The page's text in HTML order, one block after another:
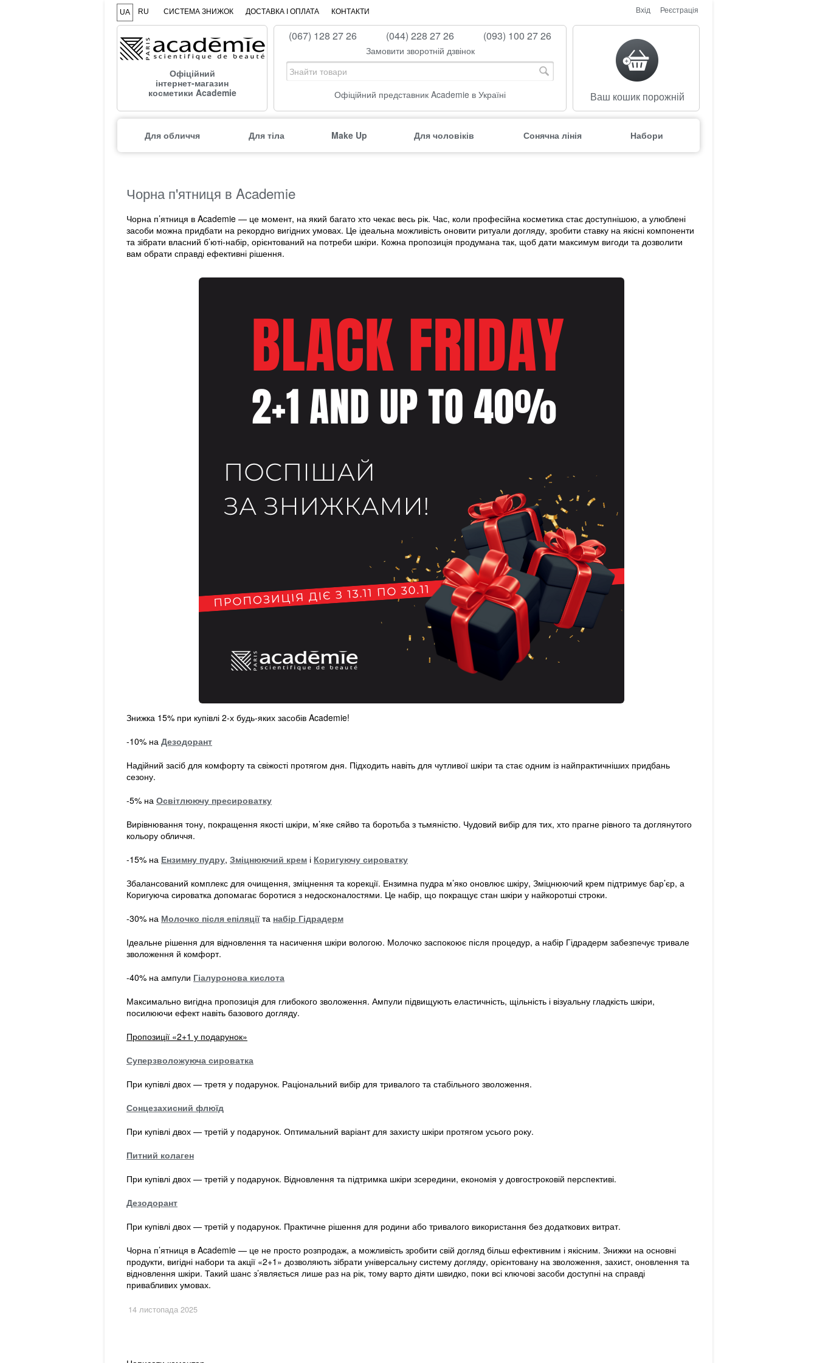
UA RU СИСТЕМА ЗНИЖОК ДОСТАВКА І ОПЛАТА КОНТАКТИ Вхід Реєстрація
Офіційний
інтернет-магазин
косметики Academie
(067) 128 27 26 (044) 228 27 26 (093) 100 27 26
Замовити зворотній дзвінок
Офіційний представник Academie в Україні Ваш кошик порожній
Для обличчя Для тіла Make Up Для чоловіків Сонячна лінія Набори
Чорна п'ятниця в Academie
Чорна п’ятниця в Academie — це момент, на який багато хто чекає весь рік. Час, коли професійна косметика стає доступнішою, а улюблені
засоби можна придбати на рекордно вигідних умовах. Це ідеальна можливість оновити ритуали догляду, зробити ставку на якісні компоненти
та зібрати власний б’юті-набір, орієнтований на потреби шкіри. Кожна пропозиція продумана так, щоб дати максимум вигоди та дозволити
вам обрати справді ефективні рішення.
Знижка 15% при купівлі 2-х будь-яких засобів Academie!
-10% на Дезодорант
Надійний засіб для комфорту та свіжості протягом дня. Підходить навіть для чутливої шкіри та стає одним із найпрактичніших придбань
сезону.
-5% на Освітлюючу пресироватку
Вирівнювання тону, покращення якості шкіри, м’яке сяйво та боротьба з тьмяністю. Чудовий вибір для тих, хто прагне рівного та доглянутого
кольору обличчя.
-15% на Ензимну пудру, Зміцнюючий крем і Коригуючу сироватку
Збалансований комплекс для очищення, зміцнення та корекції. Ензимна пудра м’яко оновлює шкіру, Зміцнюючий крем підтримує бар’єр, а
Коригуюча сироватка допомагає боротися з недосконалостями. Це набір, що покращує стан шкіри у найкоротші строки.
-30% на Молочко після епіляціїта набір Гідрадерм
Ідеальне рішення для відновлення та насичення шкіри вологою. Молочко заспокоює після процедур, а набір Гідрадерм забезпечує тривале
зволоження й комфорт.
-40% на ампули Гіалуронова кислота
Максимально вигідна пропозиція для глибокого зволоження. Ампули підвищують еластичність, щільність і візуальну гладкість шкіри,
посилюючи ефект навіть базового догляду.
Пропозиції «2+1 у подарунок»
Суперзволожуюча сироватка
При купівлі двох — третя у подарунок. Раціональний вибір для тривалого та стабільного зволоження.
Сонцезахисний флюїд
При купівлі двох — третій у подарунок. Оптимальний варіант для захисту шкіри протягом усього року.
Питний колаген
При купівлі двох — третій у подарунок. Відновлення та підтримка шкіри зсередини, економія у довгостроковій перспективі.
Дезодорант
При купівлі двох — третій у подарунок. Практичне рішення для родини або тривалого використання без додаткових витрат.
Чорна п’ятниця в Academie — це не просто розпродаж, а можливість зробити свій догляд більш ефективним і якісним. Знижки на основні
продукти, вигідні набори та акції «2+1» дозволяють зібрати універсальну систему догляду, орієнтовану на зволоження, захист, оновлення та
відновлення шкіри. Такий шанс з’являється лише раз на рік, тому варто діяти швидко, поки всі ключові засоби доступні на справді
привабливих умовах.
14 листопада 2025